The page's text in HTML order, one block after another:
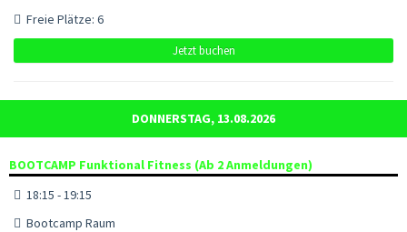
Freie Plätze: 6
Jetzt buchen
DONNERSTAG, 13.08.2026
BOOTCAMP Funktional Fitness (Ab 2 Anmeldungen)
18:15 - 19:15
Bootcamp Raum